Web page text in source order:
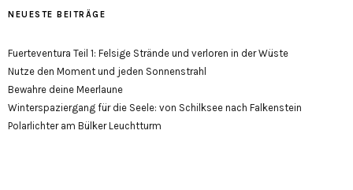
NEUESTE BEITRÄGE
Fuerteventura Teil 1: Felsige Strände und verloren in der Wüste
Nutze den Moment und jeden Sonnenstrahl
Bewahre deine Meerlaune
Winterspaziergang für die Seele: von Schilksee nach Falkenstein
Polarlichter am Bülker Leuchtturm